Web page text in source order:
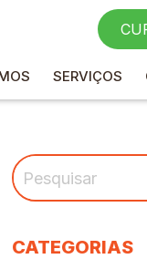
SERVIÇOS
CATEGORIAS